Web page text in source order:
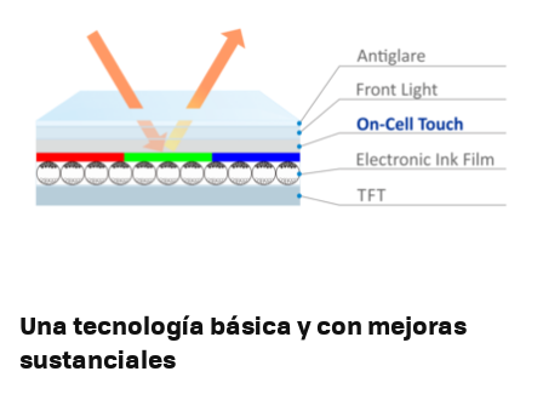
Una tecnología básica y con mejoras
sustanciales